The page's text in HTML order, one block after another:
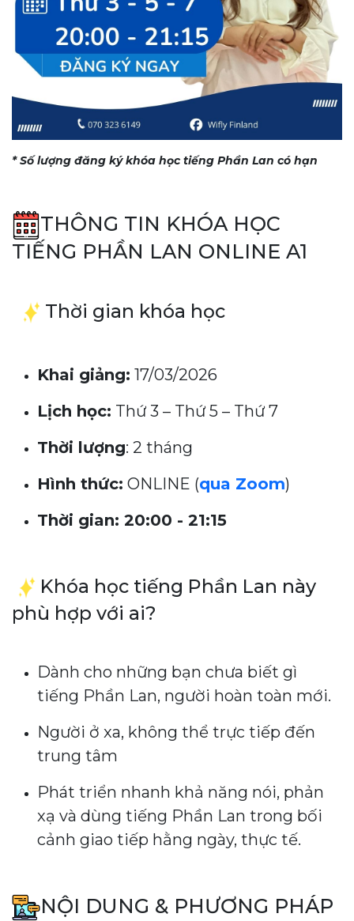
* Số lượng đăng ký khóa học tiếng Phần Lan có hạn
THÔNG TIN KHÓA HỌC
TIẾNG PHẦN LAN ONLINE A1
Thời gian khóa học
Khai giảng: 17/03/2026
Lịch học: Thứ 3 – Thứ 5 – Thứ 7
Thời lượng: 2 tháng
Hình thức: ONLINE (qua Zoom)
Thời gian: 20:00 - 21:15
Khóa học tiếng Phần Lan này
phù hợp với ai?
Dành cho những bạn chưa biết gì
tiếng Phần Lan, người hoàn toàn mới.
Người ở xa, không thể trực tiếp đến
trung tâm
Phát triển nhanh khả năng nói, phản
xạ và dùng tiếng Phần Lan trong bối
cảnh giao tiếp hằng ngày, thực tế.
NỘI DUNG & PHƯƠNG PHÁP